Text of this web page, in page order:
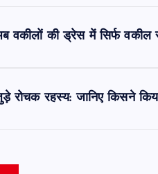
वकीलों की ड्रेस में सिर्फ वकील
रोचक रहस्य: जानिए किसने